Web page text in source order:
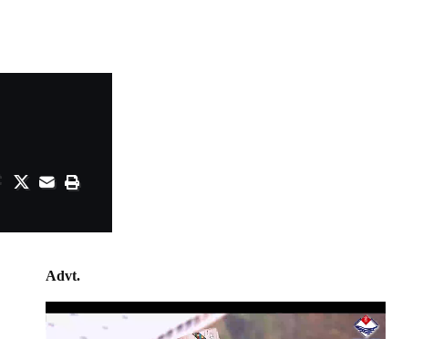
Advt.
Video